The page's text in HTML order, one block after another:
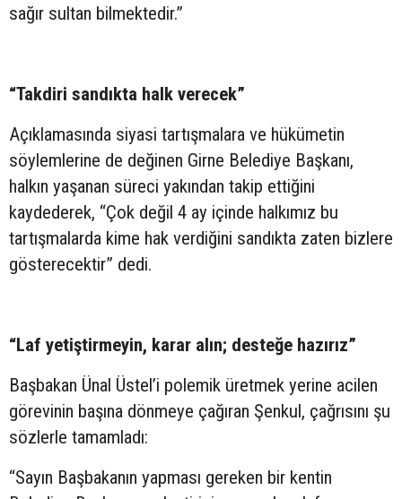
sağır sultan bilmektedir.”
“Takdiri sandıkta halk verecek”
Açıklamasında siyasi tartışmalara ve hükümetin
söylemlerine de değinen Girne Belediye Başkanı,
halkın yaşanan süreci yakından takip ettiğini
kaydederek, “Çok değil 4 ay içinde halkımız bu
tartışmalarda kime hak verdiğini sandıkta zaten bizlere
gösterecektir” dedi.
“Laf yetiştirmeyin, karar alın; desteğe hazırız”
Başbakan Ünal Üstel’i polemik üretmek yerine acilen
görevinin başına dönmeye çağıran Şenkul, çağrısını şu
sözlerle tamamladı:
“Sayın Başbakanın yapması gereken bir kentin